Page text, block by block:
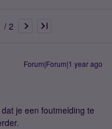
/ 2
Forum|Forum|1 year ago
je een foutmelding te